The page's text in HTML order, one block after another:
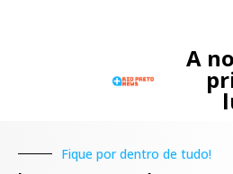
A
Fique por dentro de tudo!